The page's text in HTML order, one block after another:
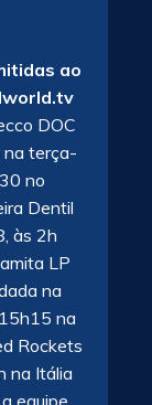
ao
DOC
na terça-
no
Dentil
às 2h
LP
na
na
Rockets
na Itália
equipe